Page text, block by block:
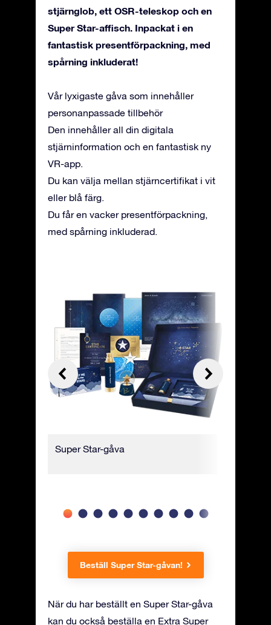
stjärnglob, ett OSR-teleskop och en
Super Star-affisch. Inpackat i en
fantastisk presentförpackning, med
spårning inkluderat!
Vår lyxigaste gåva som innehåller
personanpassade tillbehör
Den innehåller all din digitala
stjärninformation och en fantastisk ny
VR-app.
Du kan välja mellan stjärncertifikat i vit
eller blå färg.
Du får en vacker presentförpackning,
med spårning inkluderad.
Super Star-gåva
Beställ Super Star-gåvan!
När du har beställt en Super Star-gåva
kan du också beställa en Extra Super